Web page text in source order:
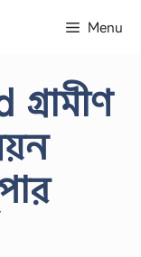
Menu